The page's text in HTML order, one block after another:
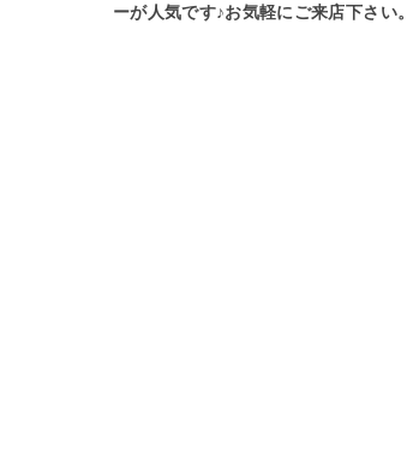
ーが人気です♪お気軽にご来店下さい。